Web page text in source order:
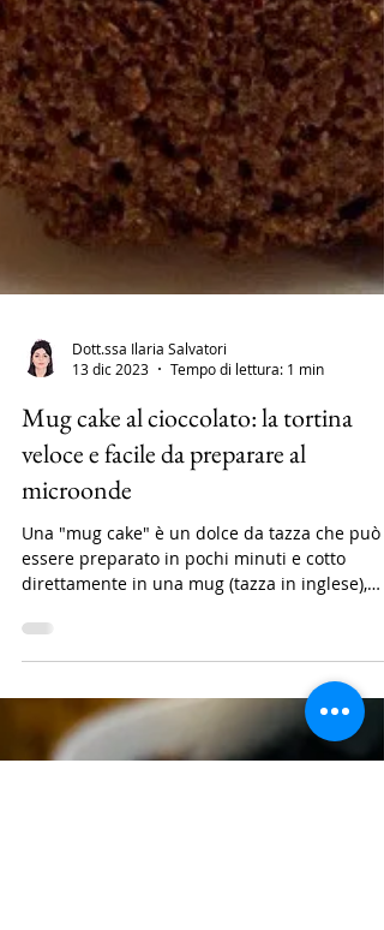
Dott.ssa Ilaria Salvatori
13 dic 2023
Mug cake al cioccolato: la tortina
veloce e facile da preparare al
microonde
Una "mug cake" è un dolce da tazza che può
essere preparato in pochi minuti e cotto
direttamente in una mug (tazza in inglese),
nel...